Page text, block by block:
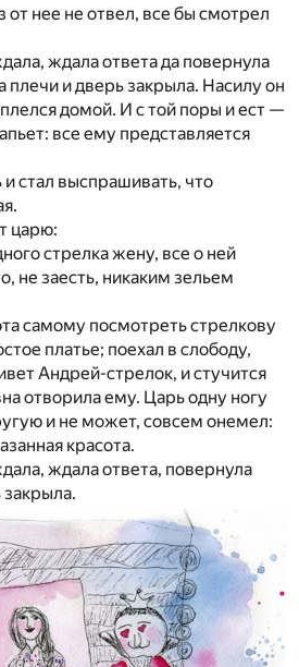
от нее не отвел, все бы смотрел
ждала ответа да повернула
плечи и дверь закрыла. Насилу он
домой. И с той поры и ест —
все ему представляется
стал выспрашивать, что
царю:
стрелка жену, все о ней
не заесть, никаким зельем
самому посмотреть стрелкову
платье; поехал в слободу,
Андрей-стрелок, и стучится
отворила ему. Царь одну ногу
и не может, совсем онемел:
красота.
ждала ответа, повернула
закрыла.